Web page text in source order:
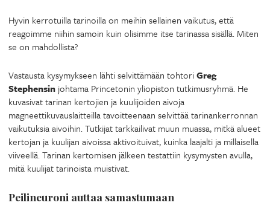
Hyvin kerrotuilla tarinoilla on meihin sellainen vaikutus, että
reagoimme niihin samoin kuin olisimme itse tarinassa sisällä. Miten
se on mahdollista?
Vastausta kysymykseen lähti selvittämään tohtoriGreg
Stephensin johtama Princetonin yliopiston tutkimusryhmä. He
kuvasivat tarinan kertojien ja kuulijoiden aivoja
magneettikuvauslaitteilla tavoitteenaan selvittää tarinankerronnan
vaikutuksia aivoihin. Tutkijat tarkkailivat muun muassa, mitkä alueet
kertojan ja kuulijan aivoissa aktivoituivat, kuinka laajalti ja millaisella
viiveellä. Tarinan kertomisen jälkeen testattiin kysymysten avulla,
mitä kuulijat tarinoista muistivat.
Peilineuroni auttaa samastumaan